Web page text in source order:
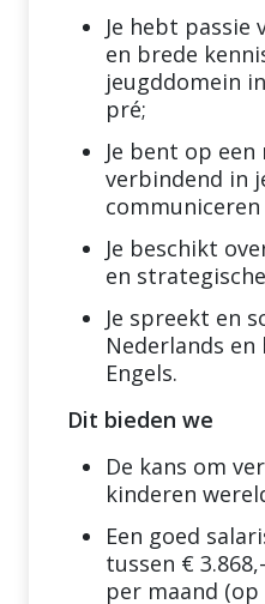
Je hebt
en brede
jeugddomein
pré;
Je bent op
verbindend in
Je beschikt
en
Je spreekt en
Nederlands
Engels.
Dit bieden we
De kans om
kinderen
Een goed
tussen €
per maand